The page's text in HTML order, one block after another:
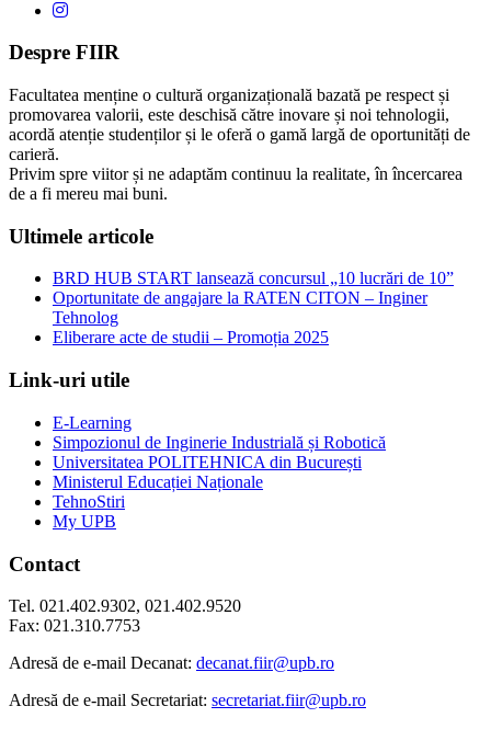
Despre FIIR
Facultatea menține o cultură organizațională bazată pe respect și
promovarea valorii, este deschisă către inovare și noi tehnologii,
acordă atenție studenților și le oferă o gamă largă de oportunități de
carieră.
Privim spre viitor și ne adaptăm continuu la realitate, în încercarea
de a fi mereu mai buni.
Ultimele articole
BRD HUB START lansează concursul „10 lucrări de 10”
Oportunitate de angajare la RATEN CITON – Inginer
Tehnolog
Eliberare acte de studii – Promoția 2025
Link-uri utile
E-Learning
Simpozionul de Inginerie Industrială și Robotică
Universitatea POLITEHNICA din București
Ministerul Educației Naționale
TehnoStiri
My UPB
Contact
Tel. 021.402.9302, 021.402.9520
Fax: 021.310.7753
Adresă de e-mail Decanat: decanat.fiir@upb.ro
Adresă de e-mail Secretariat: secretariat.fiir@upb.ro